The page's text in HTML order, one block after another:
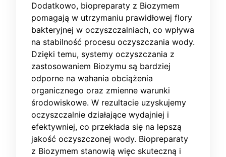
Dodatkowo, biopreparaty z Biozymem
pomagają w utrzymaniu prawidłowej flory
bakteryjnej w oczyszczalniach, co wpływa
na stabilność procesu oczyszczania wody.
Dzięki temu, systemy oczyszczania z
zastosowaniem Biozymu są bardziej
odporne na wahania obciążenia
organicznego oraz zmienne warunki
środowiskowe. W rezultacie uzyskujemy
oczyszczalnie działające wydajniej i
efektywniej, co przekłada się na lepszą
jakość oczyszczonej wody. Biopreparaty
z Biozymem stanowią więc skuteczną i